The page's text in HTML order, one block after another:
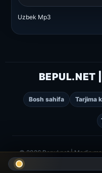
Uzbek Mp3
BEPUL.NET
Bosh sahifa Tarjima
© 2026 Bepul.net | Media